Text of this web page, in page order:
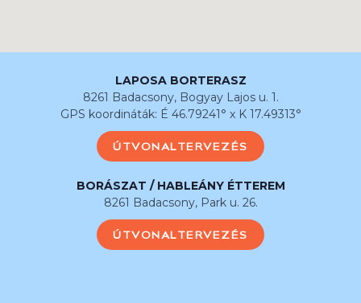
LAPOSA BORTERASZ
8261 Badacsony, Bogyay Lajos u. 1.
GPS koordináták: É 46.79241° x K 17.49313°
ÚTVONALTERVEZÉS
BORÁSZAT / HABLEÁNY ÉTTEREM
8261 Badacsony, Park u. 26.
ÚTVONALTERVEZÉS